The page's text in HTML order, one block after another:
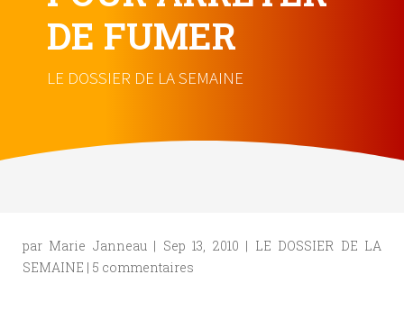
DE FUMER
LE DOSSIER DE LA SEMAINE
par Marie Janneau| Sep 13, 2010 | LE DOSSIER DE LA
SEMAINE | 5 commentaires